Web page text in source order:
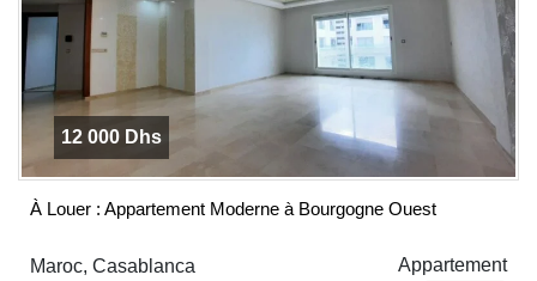
12 000 Dhs
À Louer : Appartement Moderne à Bourgogne Ouest
Maroc, Casablanca
Appartement